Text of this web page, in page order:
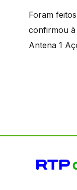
Foram
confirmou à
Antena 1